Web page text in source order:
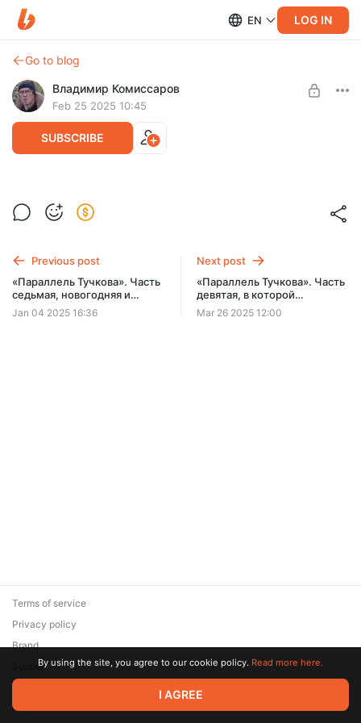
EN LOG IN
Go to blog
Владимир Комиссаров
Feb 25 2025 10:45
SUBSCRIBE
«Параллель Тучкова». Часть восьмая, в
которой один из экспертов впервые
UNLOCK POST
Previous post
«Параллель Тучкова». Часть
седьмая, новогодняя и
очень короткая, в которой
новых экспертов проверяет
Jan 04 2025 16:36
Next post
«Параллель Тучкова». Часть
девятая, в которой
появляется новый эксперт и
сразу решает почти все
Mar 26 2025 12:00
© 2026 Zaya Solutions Limited. All rights reserved. All trademarks
are the property of their respective owners.
Terms of service
Privacy policy
Brand
SupportBy using the site, you agree to our cookie policy. Read more here.
I AGREE